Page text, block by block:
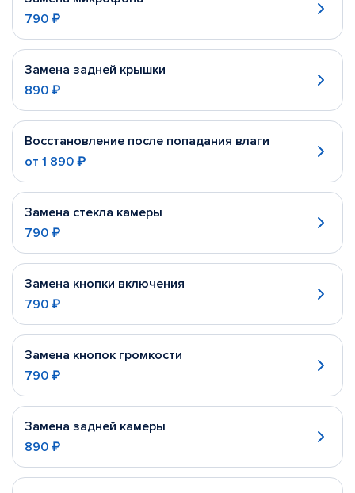
790 ₽
Замена задней крышки
890 ₽
Восстановление после попадания влаги
от 1 890 ₽
Замена стекла камеры
790 ₽
Замена кнопки включения
790 ₽
Замена кнопок громкости
790 ₽
Замена задней камеры
890 ₽